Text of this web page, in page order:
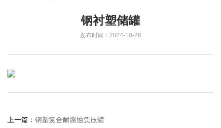
钢衬塑储罐
发布时间：2024-10-28
上一篇： 钢塑复合耐腐蚀负压罐